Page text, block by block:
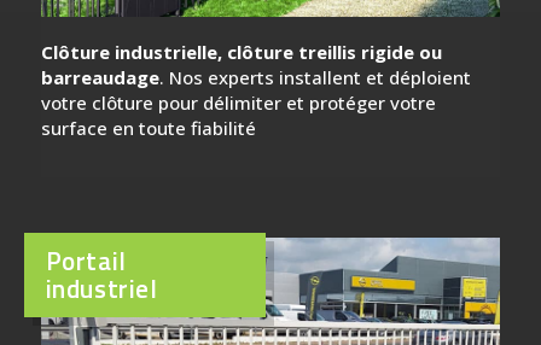
Clôture industrielle, clôture treillis rigide ou
barreaudage. Nos experts installent et déploient
votre clôture pour délimiter et protéger votre
surface en toute fiabilité
Portail
industriel